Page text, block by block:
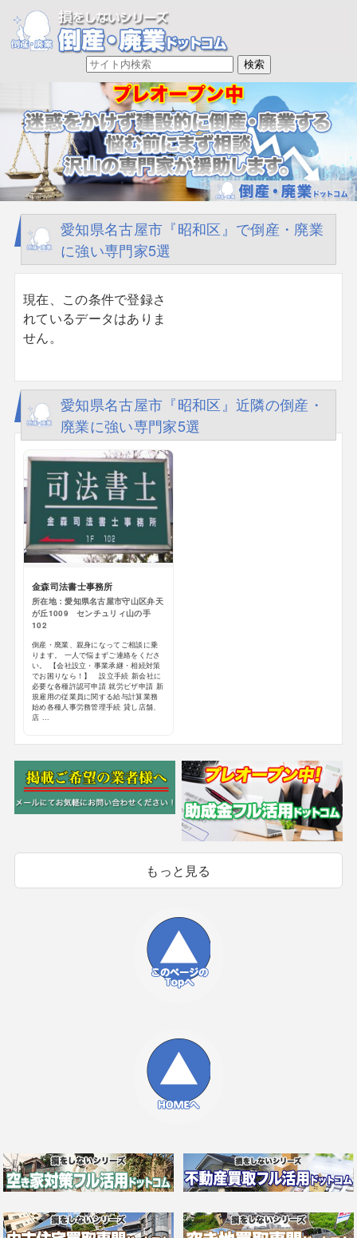
愛知県名古屋市『昭和区』で倒産・廃業
に強い専門家5選
現在、この条件で登録さ
れているデータはありま
せん。
愛知県名古屋市『昭和区』近隣の倒産・
廃業に強い専門家5選
金森司法書士事務所
所在地：愛知県名古屋市守山区弁天
が丘1009 センチュリィ山の手
102
倒産・廃業、親身になってご相談に乗
ります。 一人で悩まずご連絡をくださ
い。 【会社設立・事業承継・相続対策
でお困りなら！】 設立手続 新会社に
必要な各種許認可申請 就労ビザ申請 新
規雇用の従業員に関する給与計算業務
始め各種人事労務管理手続 貸し店舗、
店 ...
もっと見る